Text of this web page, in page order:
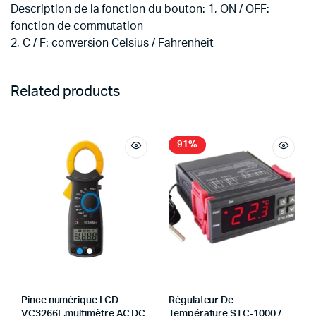
Description de la fonction du bouton: 1, ON / OFF:
fonction de commutation
2, C / F: conversion Celsius / Fahrenheit
Related products
Pince numérique LCD
VC3266L,multimètre AC DC
91%
Régulateur De
Température STC-1000 /